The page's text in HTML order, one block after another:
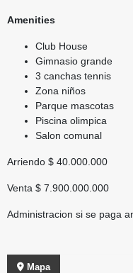
Amenities
Club House
Gimnasio grande
3 canchas tennis
Zona niños
Parque mascotas
Piscina olimpica
Salon comunal
Arriendo $ 40.000.000
Venta $ 7.900.000.000
Administracion si se paga
Mapa